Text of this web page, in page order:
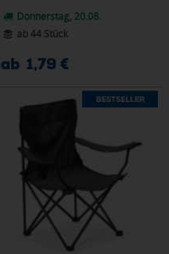
Donnerstag, 20.08.
ab 44 Stück
ab 1,79 €